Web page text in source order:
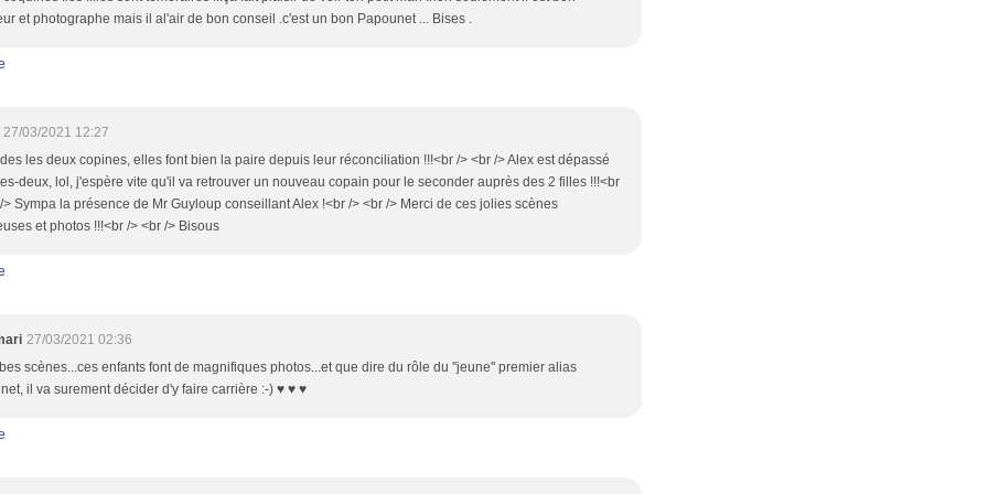
et photographe mais il al'air de bon conseil .c'est un bon Papounet ... Bises .
27/03/2021 12:27
les deux copines, elles font bien la paire depuis leur réconciliation !!!<br /> <br /> Alex est dépassé
deux, lol, j'espère vite qu'il va retrouver un nouveau copain pour le seconder auprès des 2 filles !!!<br
> Sympa la présence de Mr Guyloup conseillant Alex !<br /> <br /> Merci de ces jolies scènes
et photos !!!<br /> <br /> Bisous
27/03/2021 02:36
scènes...ces enfants font de magnifiques photos...et que dire du rôle du ''jeune'' premier alias
il va surement décider d'y faire carrière :-) ♥ ♥ ♥